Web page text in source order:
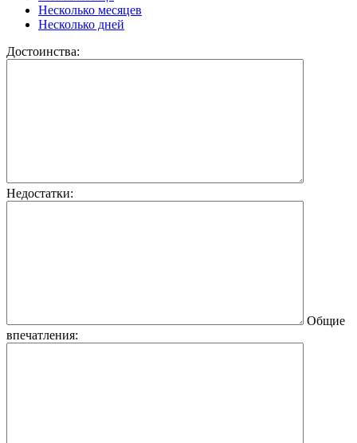
Несколько месяцев
Несколько дней
Достоинства:
Недостатки:
Общие
впечатления: